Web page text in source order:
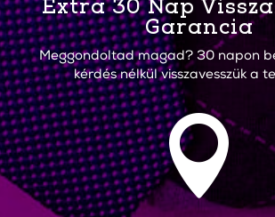
Extra 30 Nap
Garancia
Meggondoltad magad? 30 napon
kérdés nélkül visszavesszük a
